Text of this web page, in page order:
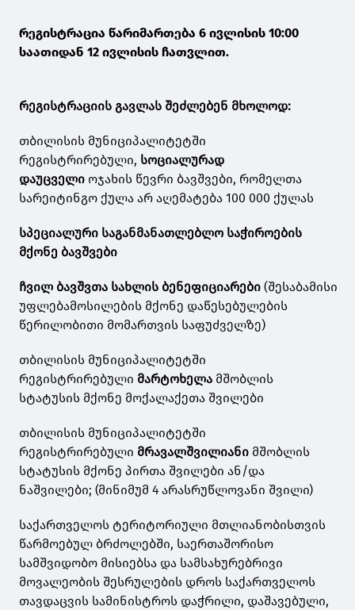
რეგისტრაცია წარიმართება 6 ივლისის 10:00
საათიდან 12 ივლისის ჩათვლით.
რეგისტრაციის გავლას შეძლებენ მხოლოდ:
თბილისის მუნიციპალიტეტში
რეგისტრირებული, სოციალურად
დაუცველი ოჯახის წევრი ბავშვები, რომელთა
სარეიტინგო ქულა არ აღემატება 100 000 ქულას
სპეციალური საგანმანათლებლო საჭიროების
მქონე ბავშვები
ჩვილ ბავშვთა სახლის ბენეფიციარები (შესაბამისი
უფლებამოსილების მქონე დაწესებულების
წერილობითი მომართვის საფუძველზე)
თბილისის მუნიციპალიტეტში
რეგისტრირებული მარტოხელა მშობლის
სტატუსის მქონე მოქალაქეთა შვილები
თბილისის მუნიციპალიტეტში
რეგისტრირებული მრავალშვილიანი მშობლის
სტატუსის მქონე პირთა შვილები ან/და
ნაშვილები; (მინიმუმ 4 არასრუწლოვანი შვილი)
საქართველოს ტერიტორიული მთლიანობისთვის
წარმოებულ ბრძოლებში, საერთაშორისო
სამშვიდობო მისიებსა და სამსახურებრივი
მოვალეობის შესრულების დროს საქართველოს
თავდაცვის სამინისტროს დაჭრილი, დაშავებული,